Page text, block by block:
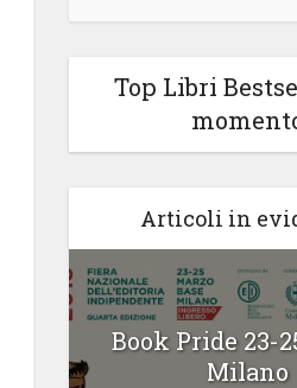
Top Libri
Articoli in
Book Pride 23-
Milano